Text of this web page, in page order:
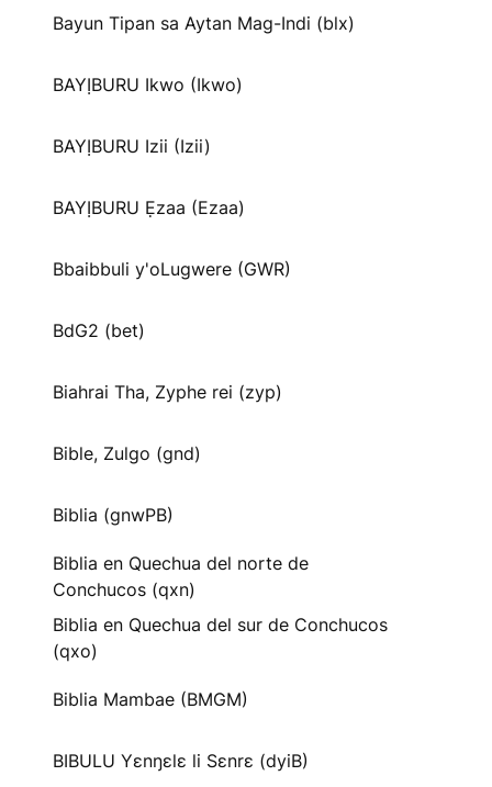
Bayun Tipan sa Aytan Mag-Indi (blx)
BAYỊBURU Ikwo (Ikwo)
BAYỊBURU Izii (Izii)
BAYỊBURU Ẹzaa (Ezaa)
Bbaibbuli y'oLugwere (GWR)
BdG2 (bet)
Biahrai Tha, Zyphe rei (zyp)
Bible, Zulgo (gnd)
Biblia (gnwPB)
Biblia en Quechua del norte de
Conchucos (qxn)
Biblia en Quechua del sur de Conchucos
(qxo)
Biblia Mambae (BMGM)
BIBULU Yɛnŋɛlɛ li Sɛnrɛ (dyiB)